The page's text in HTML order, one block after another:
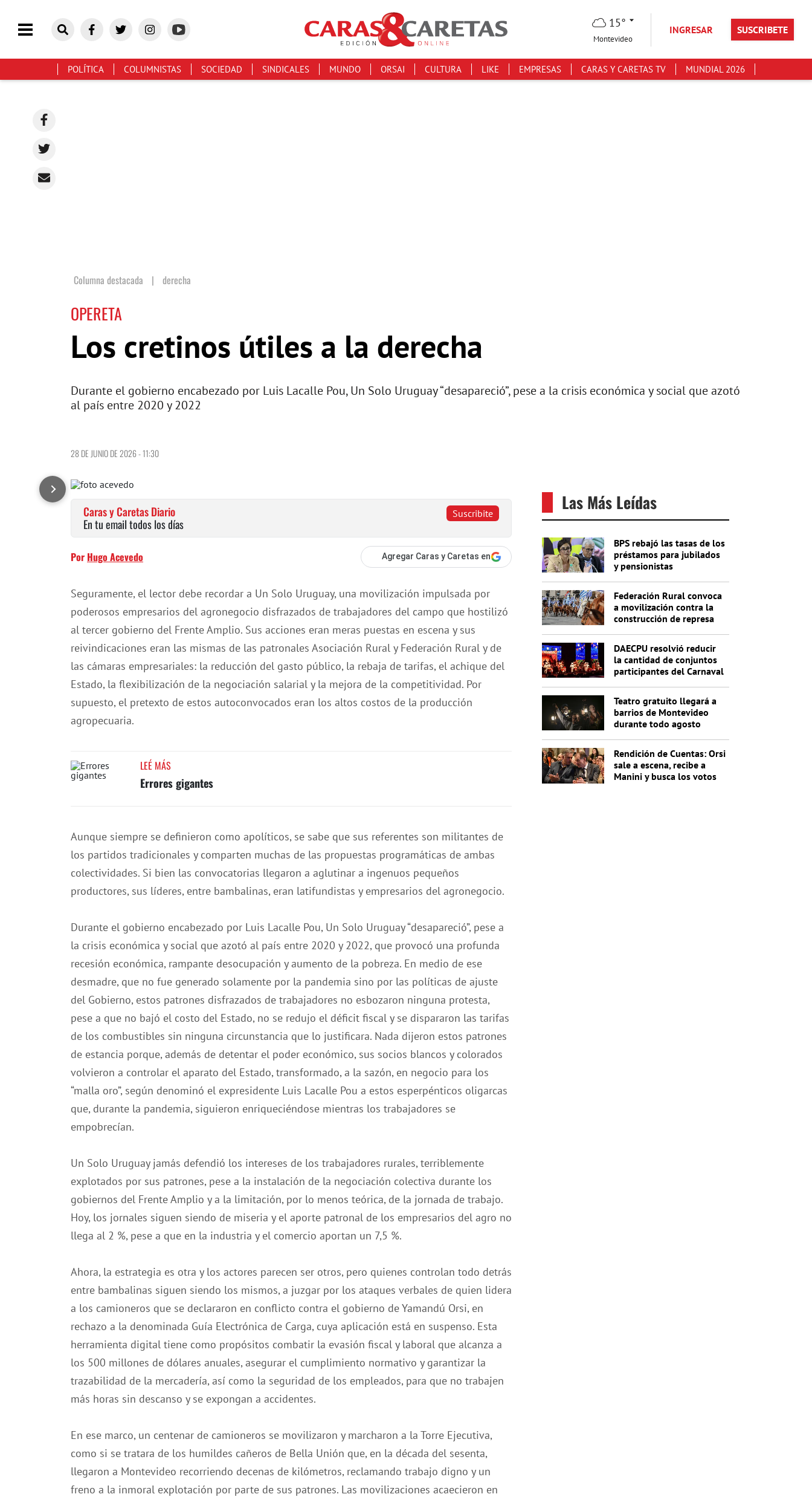
15°
Montevideo
INGRESAR SUSCRIBETE
POLÍTICA COLUMNISTAS SOCIEDAD SINDICALES MUNDO ORSAI CULTURA LIKE EMPRESAS CARAS Y CARETAS TV MUNDIAL 2026
Columna destacada | derecha
OPERETA
Los cretinos útiles a la derecha
Durante el gobierno encabezado por Luis Lacalle Pou, Un Solo Uruguay “desapareció”, pese a la crisis económica y social que azotó
al país entre 2020 y 2022
28 DE JUNIO DE 2026 - 11:30
Suscribite
Caras y Caretas Diario
En tu email todos los días
Por Hugo Acevedo Agregar Caras y Caretas en
Seguramente, el lector debe recordar a Un Solo Uruguay, una movilización impulsada por
poderosos empresarios del agronegocio disfrazados de trabajadores del campo que hostilizó
al tercer gobierno del Frente Amplio. Sus acciones eran meras puestas en escena y sus
reivindicaciones eran las mismas de las patronales Asociación Rural y Federación Rural y de
las cámaras empresariales: la reducción del gasto público, la rebaja de tarifas, el achique del
Estado, la flexibilización de la negociación salarial y la mejora de la competitividad. Por
supuesto, el pretexto de estos autoconvocados eran los altos costos de la producción
agropecuaria.
LEÉ MÁS
Errores gigantes
Aunque siempre se definieron como apolíticos, se sabe que sus referentes son militantes de
los partidos tradicionales y comparten muchas de las propuestas programáticas de ambas
colectividades. Si bien las convocatorias llegaron a aglutinar a ingenuos pequeños
productores, sus líderes, entre bambalinas, eran latifundistas y empresarios del agronegocio.
Durante el gobierno encabezado por Luis Lacalle Pou, Un Solo Uruguay “desapareció”, pese a
la crisis económica y social que azotó al país entre 2020 y 2022, que provocó una profunda
recesión económica, rampante desocupación y aumento de la pobreza. En medio de ese
desmadre, que no fue generado solamente por la pandemia sino por las políticas de ajuste
del Gobierno, estos patrones disfrazados de trabajadores no esbozaron ninguna protesta,
pese a que no bajó el costo del Estado, no se redujo el déficit fiscal y se dispararon las tarifas
de los combustibles sin ninguna circunstancia que lo justificara. Nada dijeron estos patrones
de estancia porque, además de detentar el poder económico, sus socios blancos y colorados
volvieron a controlar el aparato del Estado, transformado, a la sazón, en negocio para los
“malla oro”, según denominó el expresidente Luis Lacalle Pou a estos esperpénticos oligarcas
que, durante la pandemia, siguieron enriqueciéndose mientras los trabajadores se
empobrecían.
Un Solo Uruguay jamás defendió los intereses de los trabajadores rurales, terriblemente
explotados por sus patrones, pese a la instalación de la negociación colectiva durante los
gobiernos del Frente Amplio y a la limitación, por lo menos teórica, de la jornada de trabajo.
Hoy, los jornales siguen siendo de miseria y el aporte patronal de los empresarios del agro no
llega al 2 %, pese a que en la industria y el comercio aportan un 7,5 %.
Ahora, la estrategia es otra y los actores parecen ser otros, pero quienes controlan todo detrás
entre bambalinas siguen siendo los mismos, a juzgar por los ataques verbales de quien lidera
a los camioneros que se declararon en conflicto contra el gobierno de Yamandú Orsi, en
rechazo a la denominada Guía Electrónica de Carga, cuya aplicación está en suspenso. Esta
herramienta digital tiene como propósitos combatir la evasión fiscal y laboral que alcanza a
los 500 millones de dólares anuales, asegurar el cumplimiento normativo y garantizar la
trazabilidad de la mercadería, así como la seguridad de los empleados, para que no trabajen
más horas sin descanso y se expongan a accidentes.
En ese marco, un centenar de camioneros se movilizaron y marcharon a la Torre Ejecutiva,
como si se tratara de los humildes cañeros de Bella Unión que, en la década del sesenta,
llegaron a Montevideo recorriendo decenas de kilómetros, reclamando trabajo digno y un
freno a la inmoral explotación por parte de sus patrones. Las movilizaciones acaecieron en
Las Más Leídas
BPS rebajó las tasas de los
préstamos para jubilados
y pensionistas
Federación Rural convoca
a movilización contra la
construcción de represa
DAECPU resolvió reducir
la cantidad de conjuntos
participantes del Carnaval
Teatro gratuito llegará a
barrios de Montevideo
durante todo agosto
Rendición de Cuentas: Orsi
sale a escena, recibe a
Manini y busca los votos